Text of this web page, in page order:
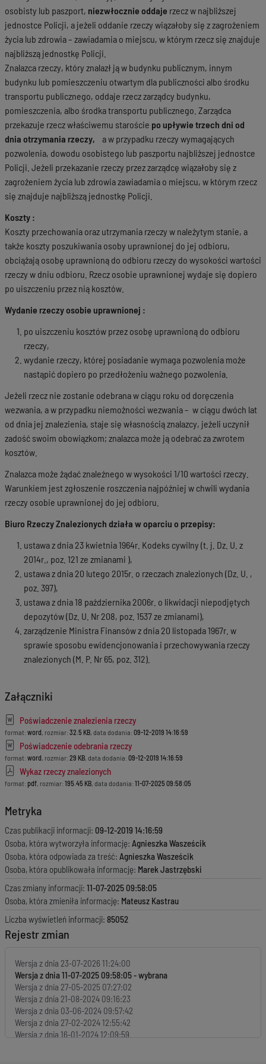
osobisty lub paszport, niezwłocznie oddaje rzecz w najbliższej
jednostce Policji, a jeżeli oddanie rzeczy wiązałoby się z zagrożeniem
życia lub zdrowia – zawiadamia o miejscu, w którym rzecz się znajduje
najbliższą jednostkę Policji.
Znalazca rzeczy, który znalazł ją w budynku publicznym, innym
budynku lub pomieszczeniu otwartym dla publiczności albo środku
transportu publicznego, oddaje rzecz zarządcy budynku,
pomieszczenia, albo środka transportu publicznego. Zarządca
przekazuje rzecz właściwemu staroście po upływie trzech dni od
dnia otrzymania rzeczy, a w przypadku rzeczy wymagających
pozwolenia, dowodu osobistego lub paszportu najbliższej jednostce
Policji. Jeżeli przekazanie rzeczy przez zarządcę wiązałoby się z
zagrożeniem życia lub zdrowia zawiadamia o miejscu, w którym rzecz
się znajduje najbliższą jednostkę Policji.
Koszty :
Koszty przechowania oraz utrzymania rzeczy w należytym stanie, a
także koszty poszukiwania osoby uprawnionej do jej odbioru,
obciążają osobę uprawnioną do odbioru rzeczy do wysokości wartości
rzeczy w dniu odbioru. Rzecz osobie uprawnionej wydaje się dopiero
po uiszczeniu przez nią kosztów.
Wydanie rzeczy osobie uprawnionej :
po uiszczeniu kosztów przez osobę uprawnioną do odbioru
rzeczy,
wydanie rzeczy, której posiadanie wymaga pozwolenia może
nastąpić dopiero po przedłożeniu ważnego pozwolenia.
Jeżeli rzecz nie zostanie odebrana w ciągu roku od doręczenia
wezwania, a w przypadku niemożności wezwania – w ciągu dwóch lat
od dnia jej znalezienia, staje się własnością znalazcy, jeżeli uczynił
zadość swoim obowiązkom; znalazca może ją odebrać za zwrotem
kosztów.
Znalazca może żądać znaleźnego w wysokości 1/10 wartości rzeczy.
Warunkiem jest zgłoszenie roszczenia najpóźniej w chwili wydania
rzeczy osobie uprawnionej do jej odbioru.
Biuro Rzeczy Znalezionych działa w oparciu o przepisy:
ustawa z dnia 23 kwietnia 1964r. Kodeks cywilny (t. j. Dz. U. z
2014r., poz. 121 ze zmianami ),
ustawa z dnia 20 lutego 2015r. o rzeczach znalezionych (Dz. U. ,
poz. 397),
ustawa z dnia 18 października 2006r. o likwidacji niepodjętych
depozytów (Dz. U. Nr 208, poz. 1537 ze zmianami),
zarządzenie Ministra Finansów z dnia 20 listopada 1967r. w
sprawie sposobu ewidencjonowania i przechowywania rzeczy
znalezionych (M. P. Nr 65, poz. 312).
Załączniki
Poświadczenie znalezienia rzeczy
format: word, rozmiar: 32.5 KB, data dodania: 09-12-2019 14:16:59
Poświadczenie odebrania rzeczy
format: word, rozmiar: 29 KB, data dodania: 09-12-2019 14:16:59
Wykaz rzeczy znalezionych
format: pdf, rozmiar: 195.45 KB, data dodania: 11-07-2025 09:58:05
Metryka
Czas publikacji informacji: 09-12-2019 14:16:59
Osoba, która wytworzyła informację: Agnieszka Wasześcik
Osoba, która odpowiada za treść: Agnieszka Wasześcik
Osoba, która opublikowała informację: Marek Jastrzębski
Czas zmiany informacji: 11-07-2025 09:58:05
Osoba, która zmieniła informację: Mateusz Kastrau
Liczba wyświetleń informacji: 85052
Rejestr zmian
Wersja z dnia 23-07-2026 11:24:00
Wersja z dnia11-07-2025 09:58:05
Wersja z dnia 27-05-2025 07:27:02
Wersja z dnia 21-08-2024 09:16:23
Wersja z dnia 03-06-2024 09:57:42
Wersja z dnia 27-02-2024 12:55:42
Wersja z dnia 16-01-2024 12:09:59